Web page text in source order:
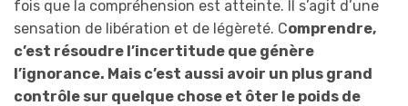
fois que la compréhension est atteinte. Il s’agit d’une
sensation de libération et de légèreté. Comprendre,
c’est résoudre l’incertitude que génère
l’ignorance. Mais c’est aussi avoir un plus grand
contrôle sur quelque chose et ôter le poids de